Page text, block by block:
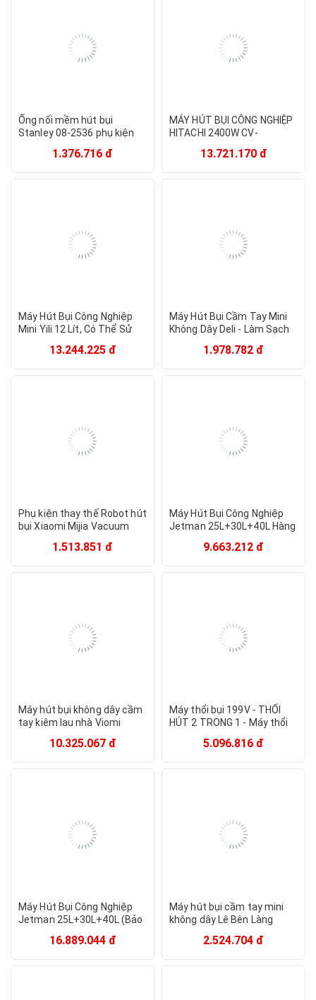
Ống nối mềm hút bụi
Stanley 08-2536 phụ kiện
SL19501P-12A, SL19501-
12B, SL19199-16A ( Hàng
1.376.716 đ
MÁY HÚT BỤI CÔNG NGHIỆP
HITACHI 2400W CV-
chính hãng13.721.170 đ
Máy Hút Bụi Công Nghiệp
Mini Yili 12 Lít, Có Thể Sử
Khô - Ướt -Thổi Bụi Đa
Năng) - Hàng Chính Hãng
13.244.225 đ
Máy Hút Bụi Cầm Tay Mini
Không Dây Deli - Làm Sạch
Gia Đình Góc Học Tập
Giường Tủ Hộc Nhỏ - Nhỏ
1.978.782 đ
Phụ kiện thay thế Robot hút
bụi Xiaomi Mijia Vacuum
1.513.851 đ
Máy Hút Bụi Công Nghiệp
Jetman 25L+30L+40L Hàng
9.663.212 đ
Máy hút bụi không dây cầm
tay kiêm lau nhà Viomi
- Hàng chính hãng
10.325.067 đ
Máy thổi bụi 199V - THỔI
HÚT 2 TRONG 1 - Máy thổi
5.096.816 đ
Máy Hút Bụi Công Nghiệp
Jetman 25L+30L+40L (Bảo
16.889.044 đ
Máy hút bụi cầm tay mini
không dây Lê Bên Làng
2 trong 1, công suất
12000Pa, pin sạc 2000mAh
2.524.704 đ